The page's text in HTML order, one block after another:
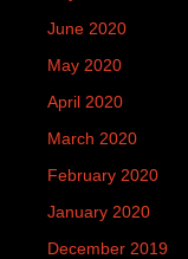
June 2020
May 2020
April 2020
March 2020
February 2020
January 2020
December 2019